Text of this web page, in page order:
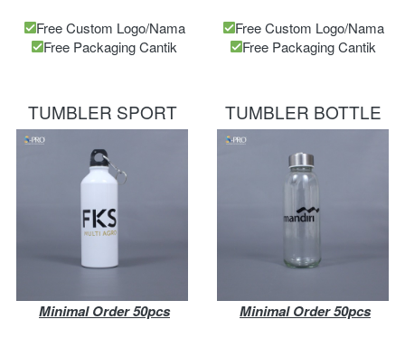
Free Custom Logo/Nama
Free Packaging Cantik
Free Custom Logo/Nama
Free Packaging Cantik
TUMBLER SPORT
Minimal Order 50pcs
TUMBLER BOTTLE
Minimal Order 50pcs